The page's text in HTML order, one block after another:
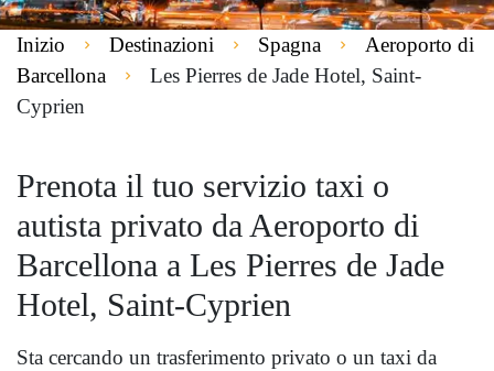
Inizio Destinazioni Spagna
Aeroporto di
Barcellona
Les Pierres de Jade Hotel, Saint-
Cyprien
Prenota il tuo servizio taxi o
autista privato da Aeroporto di
Barcellona a Les Pierres de Jade
Hotel, Saint-Cyprien
Sta cercando un trasferimento privato o un taxi da